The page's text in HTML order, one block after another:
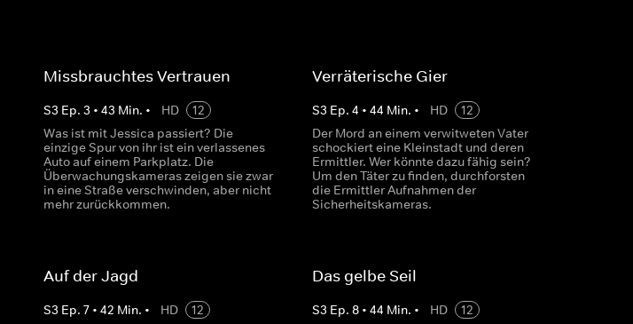
Missbrauchtes Vertrauen
S3 Ep. 3 • 43 Min. • HD
12
Was ist mit Jessica passiert? Die
einzige Spur von ihr ist ein verlassenes
Auto auf einem Parkplatz. Die
Überwachungskameras zeigen sie zwar
in eine Straße verschwinden, aber nicht
mehr zurückkommen.
Verräterische Gier
S3 Ep. 4 • 44 Min. • HD
12
Der Mord an einem verwitweten Vater
schockiert eine Kleinstadt und deren
Ermittler. Wer könnte dazu fähig sein?
Um den Täter zu finden, durchforsten
die Ermittler Aufnahmen der
Sicherheitskameras.
Auf der Jagd
S3 Ep. 7• 42 Min. • HD
12
Das gelbe Seil
S3 Ep. 8• 44 Min. • HD
12